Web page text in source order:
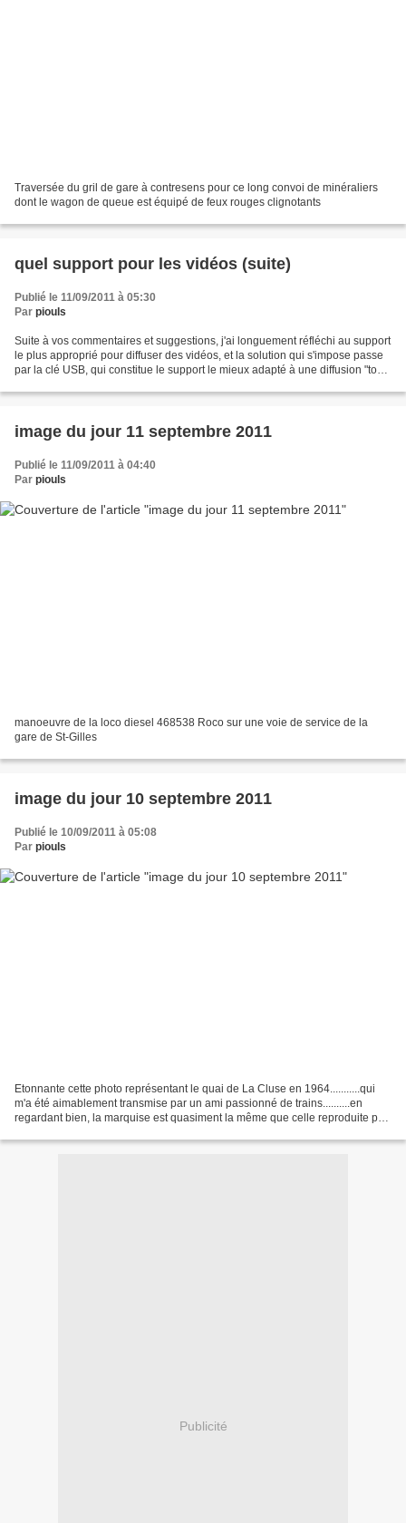
Traversée du gril de gare à contresens pour ce long convoi de minéraliers
dont le wagon de queue est équipé de feux rouges clignotants
quel support pour les vidéos (suite)
Publié le 11/09/2011 à 05:30
Par piouls
Suite à vos commentaires et suggestions, j'ai longuement réfléchi au support
le plus approprié pour diffuser des vidéos, et la solution qui s'impose passe
par la clé USB, qui constitue le support le mieux adapté à une diffusion "tout
image du jour 11 septembre 2011
Publié le 11/09/2011 à 04:40
Par piouls
manoeuvre de la loco diesel 468538 Roco sur une voie de service de la
gare de St-Gilles
image du jour 10 septembre 2011
Publié le 10/09/2011 à 05:08
Par piouls
Etonnante cette photo représentant le quai de La Cluse en 1964...........qui
m'a été aimablement transmise par un ami passionné de trains..........en
regardant bien, la marquise est quasiment la même que celle reproduite par
Publicité